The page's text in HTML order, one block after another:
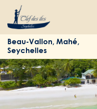
Beau-Vallon, Mahé,
Seychelles